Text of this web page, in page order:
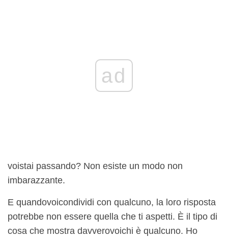
ad
voistai passando? Non esiste un modo non
imbarazzante.
E quandovoicondividi con qualcuno, la loro risposta
potrebbe non essere quella che ti aspetti. È il tipo di
cosa che mostra davverovoichi è qualcuno. Ho